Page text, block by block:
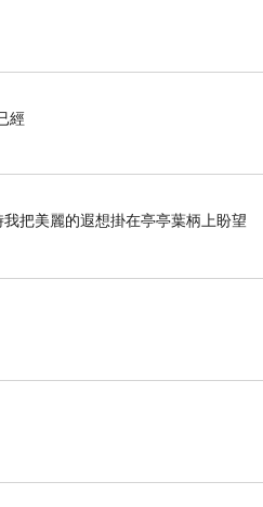
經
把美麗的遐想掛在亭亭葉柄上盼望